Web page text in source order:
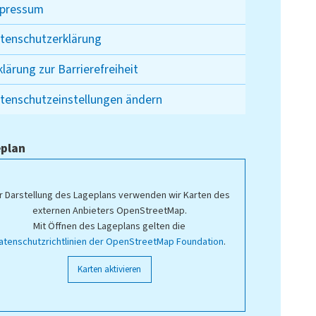
zur Barrierefreiheit
ändern
Darstellung des Lageplans verwenden wir Karten des
externen Anbieters OpenStreetMap.
Mit Öffnen des Lageplans gelten die
der OpenStreetMap Foundation.
Karten aktivieren